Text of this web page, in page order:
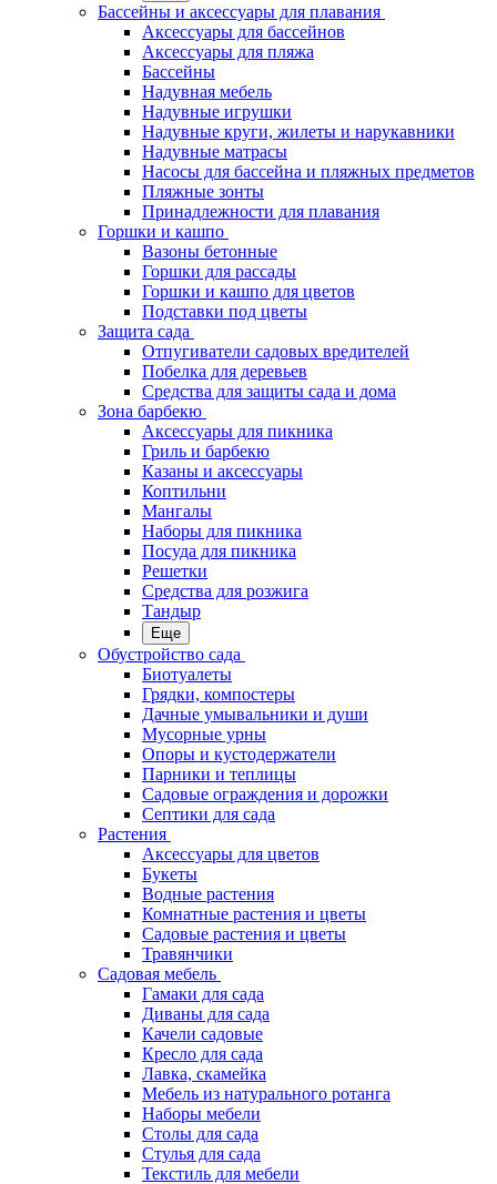
Бассейны и аксессуары для плавания
Аксессуары для бассейнов
Аксессуары для пляжа
Бассейны
Надувная мебель
Надувные игрушки
Надувные круги, жилеты и нарукавники
Надувные матрасы
Насосы для бассейна и пляжных предметов
Пляжные зонты
Принадлежности для плавания
Горшки и кашпо
Вазоны бетонные
Горшки для рассады
Горшки и кашпо для цветов
Подставки под цветы
Защита сада
Отпугиватели садовых вредителей
Побелка для деревьев
Средства для защиты сада и дома
Зона барбекю
Аксессуары для пикника
Гриль и барбекю
Казаны и аксессуары
Коптильни
Мангалы
Наборы для пикника
Посуда для пикника
Решетки
Средства для розжига
Тандыр
Еще
Обустройство сада
Биотуалеты
Грядки, компостеры
Дачные умывальники и души
Мусорные урны
Опоры и кустодержатели
Парники и теплицы
Садовые ограждения и дорожки
Септики для сада
Растения
Аксессуары для цветов
Букеты
Водные растения
Комнатные растения и цветы
Садовые растения и цветы
Травянчики
Садовая мебель
Гамаки для сада
Диваны для сада
Качели садовые
Кресло для сада
Лавка, скамейка
Мебель из натурального ротанга
Наборы мебели
Столы для сада
Стулья для сада
Текстиль для мебели